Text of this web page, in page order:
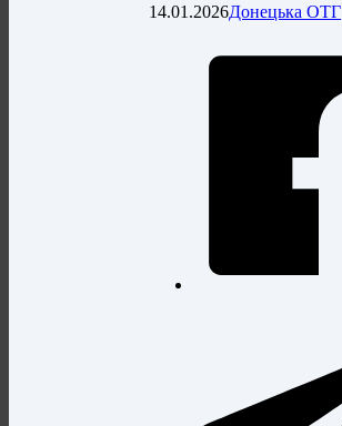
14.01.2026Донецька ОТГ